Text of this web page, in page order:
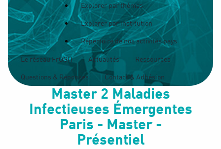
Explorer par thèmes
Explorer par institution
Répertoire de nos activités pays
Le réseau FrOGH Actualités Ressources
Questions & Réponses Contact & Adhésion
Master 2 Maladies
Infectieuses Émergentes
Paris - Master -
Présentiel